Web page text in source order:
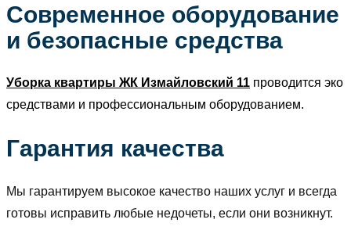
Современное оборудование
и безопасные средства
Уборка квартиры ЖК Измайловский 11 проводится эко
средствами и профессиональным оборудованием.
Гарантия качества
Мы гарантируем высокое качество наших услуг и всегда
готовы исправить любые недочеты, если они возникнут.